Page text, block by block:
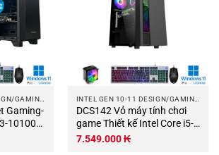
10100F
4
DCS142 Vỏ máy tính chơi
game Thiết kế Intel Core i5-
11400F 2,6 GHz Turbo 4,4
7.549.000₭